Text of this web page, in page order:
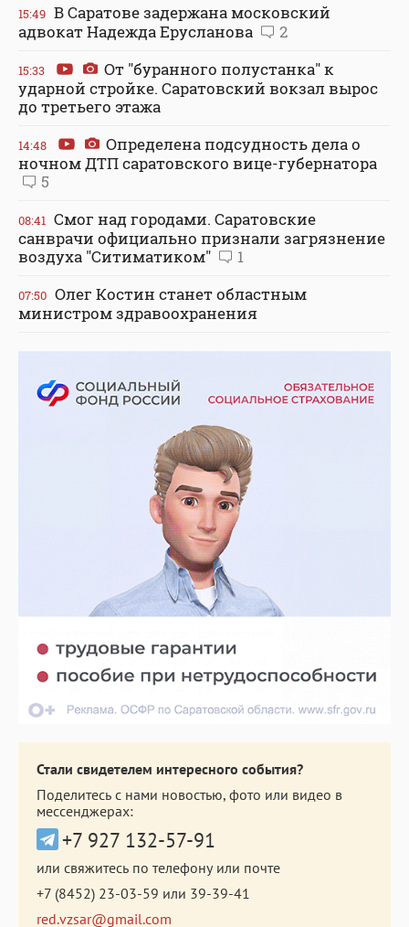
15:49 В Саратове задержана московский
адвокат Надежда Ерусланова
2
15:33
От "буранного полустанка" к
ударной стройке. Саратовский вокзал вырос
до третьего этажа
14:48
Определена подсудность дела о
ночном ДТП саратовского вице-губернатора
5
08:41 Смог над городами. Саратовские
санврачи официально признали загрязнение
воздуха "Ситиматиком"
1
07:50 Олег Костин станет областным
министром здравоохранения
Стали свидетелем интересного события?
Поделитесь с нами новостью, фото или видео в
мессенджерах:
+7 927 132-57-91
или свяжитесь по телефону или почте
+7 (8452) 23-03-59 или 39-39-41
red.vzsar@gmail.com